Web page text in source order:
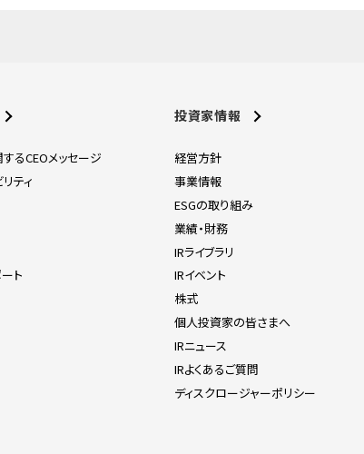
るCEOメッセージ
ティ
ト
投資家情報
経営方針
事業情報
ESGの取り組み
業績・財務
IRライブラリ
IRイベント
株式
個人投資家の皆さまへ
IRニュース
IRよくあるご質問
ディスクロージャーポリシー